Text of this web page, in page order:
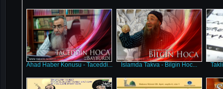
Ahad Haber Konusu - Taceddi... İslamda Takva - Bilgin Hoc...